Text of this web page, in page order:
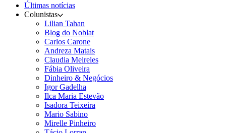
Últimas notícias
Colunistas
Lilian Tahan
Blog do Noblat
Carlos Carone
Andreza Matais
Claudia Meireles
Fábia Oliveira
Dinheiro & Negócios
Igor Gadelha
Ilca Maria Estevão
Isadora Teixeira
Mario Sabino
Mirelle Pinheiro